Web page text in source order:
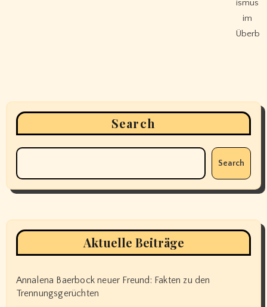
ismus
im
Überb
Search
Search
Aktuelle Beiträge
Annalena Baerbock neuer Freund: Fakten zu den
Trennungsgerüchten